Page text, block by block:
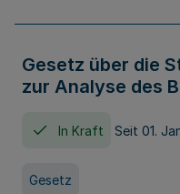
Gesetz über die
zur Analyse des
In Kraft Seit 01.
Gesetz